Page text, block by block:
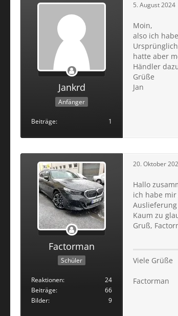
Jankrd
Anfänger
Beiträge 1
5. August 2024
Moin,
also ich
hatte aber
Händler
Grüße
Jan
Factorman
Schüler
Reaktionen
24
Beiträge
66
Bilder
9
20. Oktober
Hallo
ich habe mir
Kaum zu
Gruß,
Viele Grüße
Factorman